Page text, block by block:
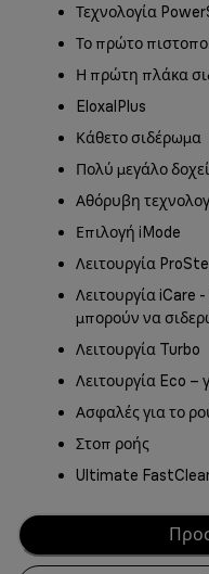
Τεχνολογία
Το πρώτο
Η πρώτη πλάκα
EloxalPlus
Κάθετο σιδέρωμα
Πολύ μεγάλο
Αθόρυβη
Επιλογή iMode
Λειτουργία
Λειτουργία iCare
μπορούν να
Λειτουργία Turbo
Λειτουργία Eco
Ασφαλές για το
Στοπ ροής
Ultimate